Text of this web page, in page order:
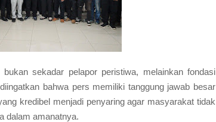
sekadar pelapor peristiwa, melainkan fondasi
bahwa pers memiliki tanggung jawab besar
kredibel menjadi penyaring agar masyarakat tidak
dalam amanatnya.